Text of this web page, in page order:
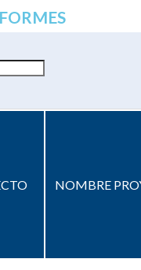
NOMBRE